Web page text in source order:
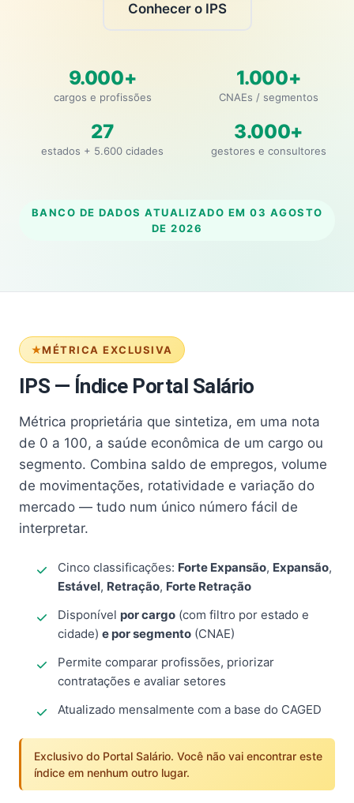
Conhecer o IPS
9.000+
cargos e profissões
1.000+
CNAEs / segmentos
27
estados + 5.600 cidades
3.000+
gestores e consultores
BANCO DE DADOS ATUALIZADO EM 03 AGOSTO
DE 2026
MÉTRICA EXCLUSIVA
IPS — Índice Portal Salário
Métrica proprietária que sintetiza, em uma nota
de 0 a 100, a saúde econômica de um cargo ou
segmento. Combina saldo de empregos, volume
de movimentações, rotatividade e variação do
mercado — tudo num único número fácil de
interpretar.
Cinco classificações: Forte Expansão, Expansão,
Estável, Retração, Forte Retração
Disponível por cargo (com filtro por estado e
cidade) e por segmento (CNAE)
Permite comparar profissões, priorizar
contratações e avaliar setores
Atualizado mensalmente com a base do CAGED
Exclusivo do Portal Salário. Você não vai encontrar este
índice em nenhum outro lugar.